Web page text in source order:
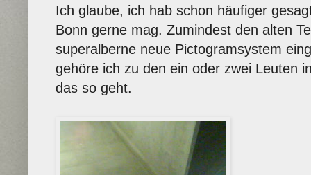
Ich glaube, ich hab schon häufiger
Bonn gerne mag. Zumindest den alten
superalberne neue Pictogramsystem
gehöre ich zu den ein oder zwei Leuten
das so geht.